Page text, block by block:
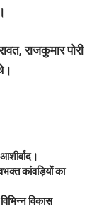
राजकुमार पोरी
कांवड़ियों का
विकास